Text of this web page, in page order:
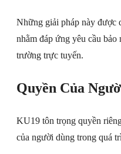
Những giải pháp này được
nhằm đáp ứng yêu cầu bảo
trường trực tuyến.
Quyền Của
KU19 tôn trọng quyền
của người dùng trong quá